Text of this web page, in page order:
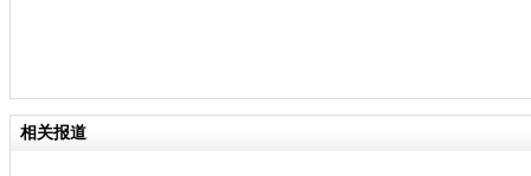
相关报道